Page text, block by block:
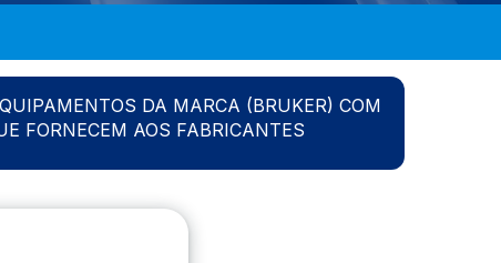
DA MARCA (BRUKER) COM
FORNECEM AOS FABRICANTES